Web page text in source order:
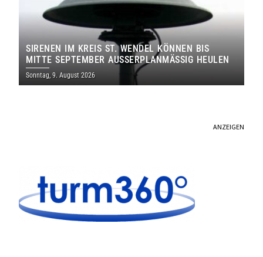
SIRENEN IM KREIS ST. WENDEL KÖNNEN BIS
MITTE SEPTEMBER AUSSERPLANMÄSSIG HEULEN
Sonntag, 9. August 2026
ANZEIGEN